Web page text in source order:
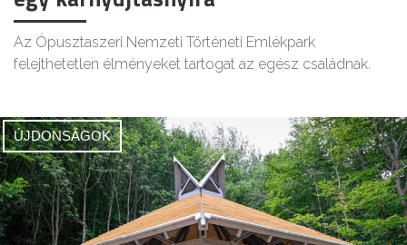
Az Ópusztaszeri Nemzeti Történeti Emlékpark
felejthetetlen élményeket tartogat az egész családnak.
ÚJDONSÁGOK